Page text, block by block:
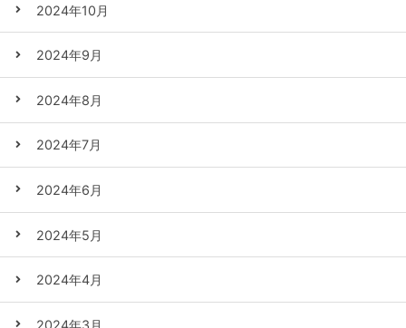
2024年10月
2024年9月
2024年8月
2024年7月
2024年6月
2024年5月
2024年4月
2024年3月